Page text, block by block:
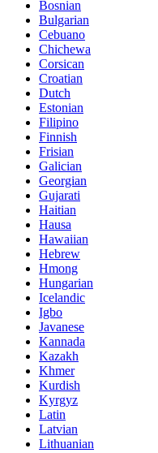
Bosnian
Bulgarian
Cebuano
Chichewa
Corsican
Croatian
Dutch
Estonian
Filipino
Finnish
Frisian
Galician
Georgian
Gujarati
Haitian
Hausa
Hawaiian
Hebrew
Hmong
Hungarian
Icelandic
Igbo
Javanese
Kannada
Kazakh
Khmer
Kurdish
Kyrgyz
Latin
Latvian
Lithuanian